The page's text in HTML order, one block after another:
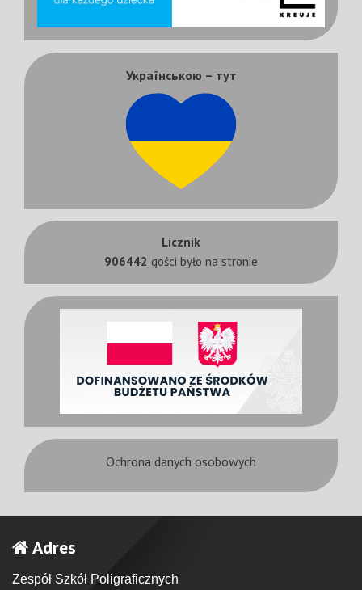
Українською – тут
Licznik
906442 gości było na stronie
Ochrona danych osobowych
Adres
Zespół Szkół Poligraficznych